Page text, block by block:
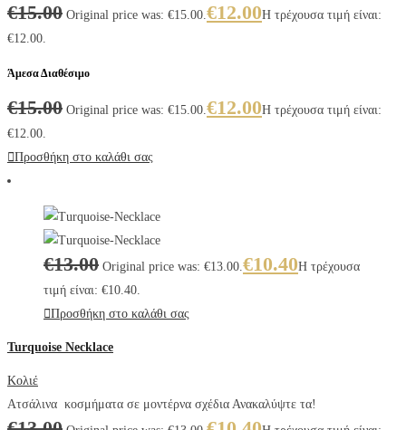
€15.00 Original price was: €15.00.€12.00Η τρέχουσα τιμή είναι:
€12.00.
Άμεσα Διαθέσιμο
€15.00 Original price was: €15.00.€12.00Η τρέχουσα τιμή είναι:
€12.00.
Προσθήκη στο καλάθι σας
€13.00 Original price was: €13.00.€10.40Η τρέχουσα
τιμή είναι: €10.40.
Προσθήκη στο καλάθι σας
Turquoise Necklace
Κολιέ
Ατσάλινα κοσμήματα σε μοντέρνα σχέδια Ανακαλύψτε τα!